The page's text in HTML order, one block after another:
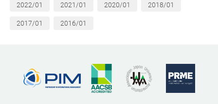
2022/01 2021/01 2020/01 2018/01
2017/01 2016/01